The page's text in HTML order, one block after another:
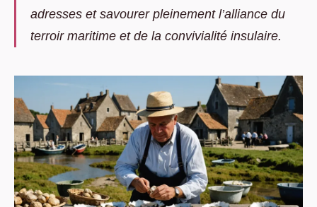
adresses et savourer pleinement l’alliance du
terroir maritime et de la convivialité insulaire.